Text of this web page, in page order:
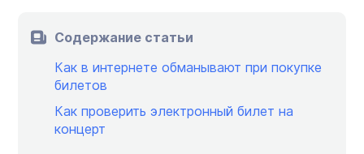
Содержание статьи
Как в интернете обманывают при покупке
билетов
Как проверить электронный билет на
концерт